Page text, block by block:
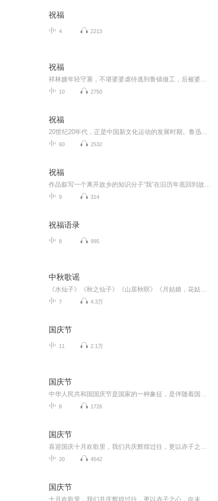
祝福
4 2213
祝福
10 2750
祝福
60 2532
祝福
9 314
祝福语录
8 995
中秋歌谣
7 4.3万
国庆节
11 2.1万
国庆节
8 1726
国庆节
20 4542
国庆节